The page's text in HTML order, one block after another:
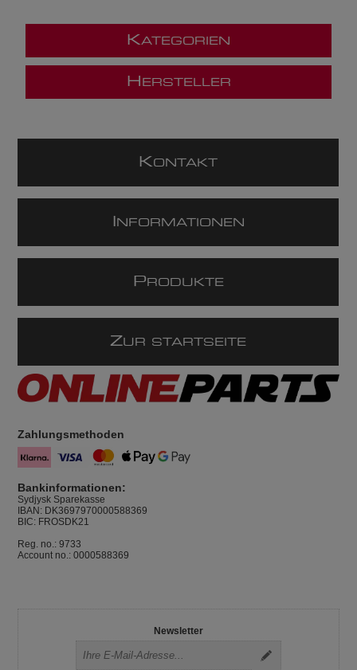
KATEGORIEN
H ERSTELLER
KONTAKT
NFORMATIONEN
P RODUKTE
ZUR STARTSEITE
Zahlungsmethoden
Bankinformationen:
Sydjysk Sparekasse
IBAN: DK3697970000588369
BIC: FROSDK21
Reg. no.: 9733
Account no.: 0000588369
Newsletter